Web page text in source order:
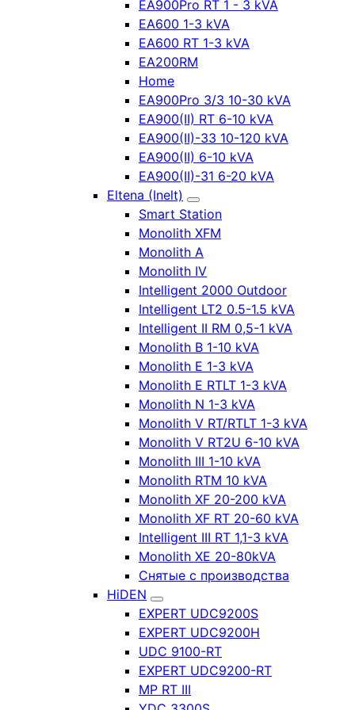
EA900Pro RT 1 - 3 kVA
EA600 1-3 kVA
EA600 RT 1-3 kVA
EA200RM
Home
EA900Pro 3/3 10-30 kVA
EA900(II) RT 6-10 kVA
EA900(II)-33 10-120 kVA
EA900(II) 6-10 kVA
EA900(II)-31 6-20 kVA
Eltena (Inelt)
Smart Station
Monolith XFM
Monolith A
Monolith IV
Intelligent 2000 Outdoor
Intelligent LT2 0.5-1.5 kVA
Intelligent II RM 0,5-1 kVA
Monolith B 1-10 kVA
Monolith E 1-3 kVA
Monolith E RTLT 1-3 kVA
Monolith N 1-3 kVA
Monolith V RT/RTLT 1-3 kVA
Monolith V RT2U 6-10 kVA
Monolith III 1-10 kVA
Monolith RTM 10 kVA
Monolith XF 20-200 kVA
Monolith XF RT 20-60 kVA
Intelligent III RT 1,1-3 kVA
Monolith XE 20-80kVA
Снятые с производства
HiDEN
EXPERT UDC9200S
EXPERT UDC9200H
UDC 9100-RT
EXPERT UDC9200-RT
MP RT III